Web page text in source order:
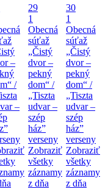
–
/
–
29
1
Obecná
súťaž
„Čistý
dvor –
pekný
dom“ /
„Tiszta
udvar –
szép
ház”
verseny
Zobraziť
všetky
záznamy
z dňa
30
1
Obecná
súťaž
„Čistý
dvor –
pekný
dom“ /
„Tiszta
udvar –
szép
ház”
verseny
Zobraziť
všetky
záznamy
z dňa